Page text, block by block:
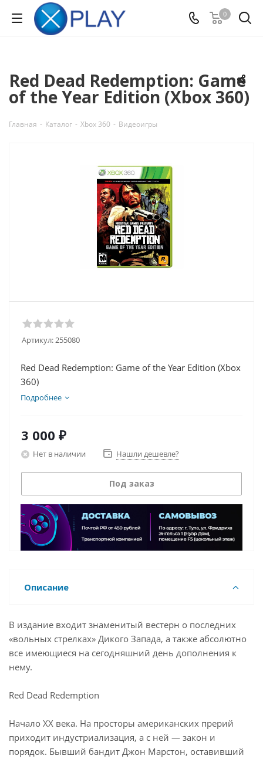
0
Red Dead Redemption: Game
of the Year Edition (Xbox 360)
Главная - Каталог - Xbox 360 - Видеоигры
Артикул:255080
Red Dead Redemption: Game of the Year Edition (Xbox
360)
Подробнее
3 000 ₽
Нет в наличии Нашли дешевле?
Под заказ
Описание
В издание входит знаменитый вестерн о последних
«вольных стрелках» Дикого Запада, а также абсолютно
все имеющиеся на сегодняшний день дополнения к
нему.
Red Dead Redemption
Начало XX века. На просторы американских прерий
приходит индустриализация, а с ней — закон и
порядок. Бывший бандит Джон Марстон, оставивший